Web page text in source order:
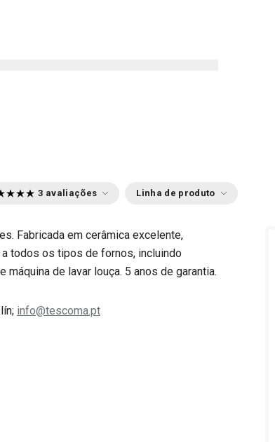
3 avaliações Linha de produto
Fabricada em cerâmica excelente,
todos os tipos de fornos, incluindo
de lavar louça. 5 anos de garantia.
info@tescoma.pt